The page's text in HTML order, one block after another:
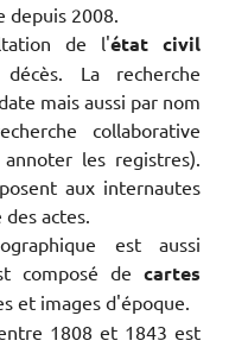
depuis 2008.
de l'étatcivil
La recherche
mais aussi par nom
collaborative
les registres).
aux internautes
actes.
est aussi
composé de cartes
et images d'époque.
1808 et 1843 est